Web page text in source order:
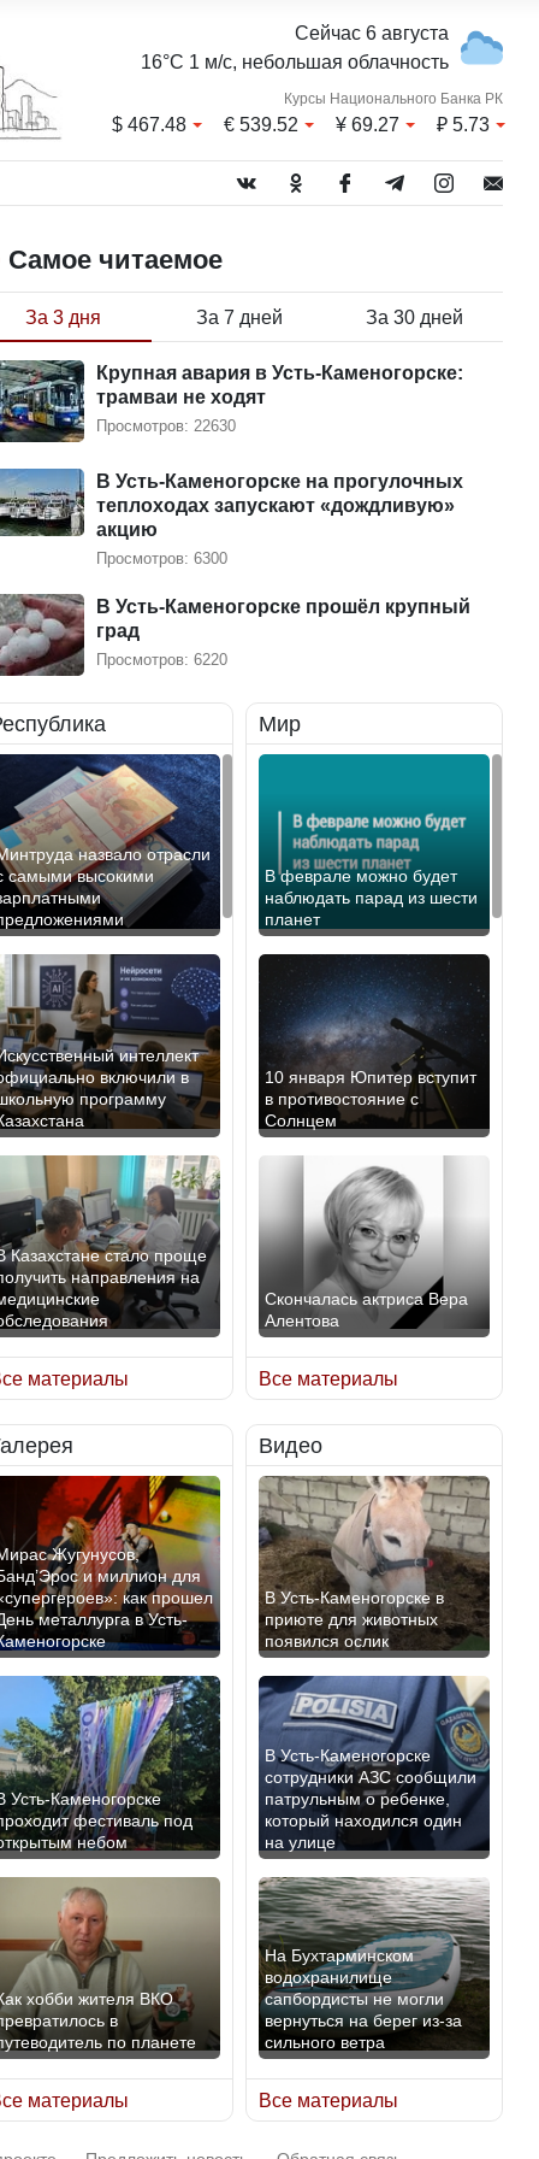
Сейчас 6 августа
16°C 1 м/с, небольшая облачность
Курсы Национального Банка РК
$467.48 €539.52 ¥69.27 ₽5.73
Самое читаемое
За 3 дня За 7 дней За 30 дней
Крупная авария в Усть-Каменогорске:
трамваи не ходят
Просмотров: 22630
В Усть-Каменогорске на прогулочных
теплоходах запускают «дождливую»
акцию
Просмотров: 6300
В Усть-Каменогорске прошёл крупный
град
Просмотров: 6220
назвало отрасли
самыми высокими
интеллект
включили в
программу
Казахстане стало проще
направления на
Орталық Азия
елдері арасында әл-ауқат
индексінде көш бастады
возглавил
благополучия
среди стран Центральной
Азии
ли представлены
интересы регионов в
Курултае?
төменгі жалақы,
экология: жеті
сайлаушылармен
талқылап жатыр?
материалы
Мир
В феврале можно будет
наблюдать парад из шести
планет
10 января Юпитер вступит
в противостояние с
Солнцем
Скончалась актриса Вера
Алентова
В РФ вынесен заочный
приговор по уголовному
делу об убийстве Игоря
Талькова
В России введены
дополнительные
ограничения для
казахстанских прав
Трамп официально
вступил в должность
президента США
Луну признали объектом
культурного наследия,
находящегося под угрозой
исчезновения
Все материалы
Жугунусов,
и миллион для
как прошел
металлурга в Усть-
Усть-Каменогорске
фестиваль под
небом
хобби жителя ВКО
в
по планете
материалы
Видео
В Усть-Каменогорске в
приюте для животных
появился ослик
В Усть-Каменогорске
сотрудники АЗС сообщили
патрульным о ребенке,
который находился один
на улице
На Бухтарминском
водохранилище
сапбордисты не могли
вернуться на берег из-за
сильного ветра
Все материалы